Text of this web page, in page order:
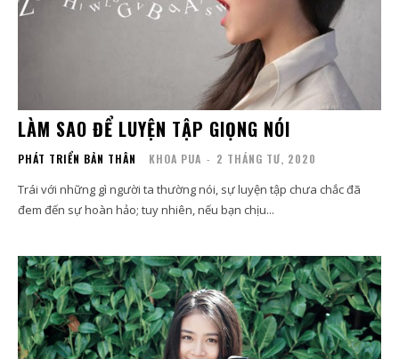
LÀM SAO ĐỂ LUYỆN TẬP GIỌNG NÓI
PHÁT TRIỂN BẢN THÂN KHOA PUA - 2 THÁNG TƯ, 2020
Trái với những gì người ta thường nói, sự luyện tập chưa chắc đã
đem đến sự hoàn hảo; tuy nhiên, nếu bạn chịu...